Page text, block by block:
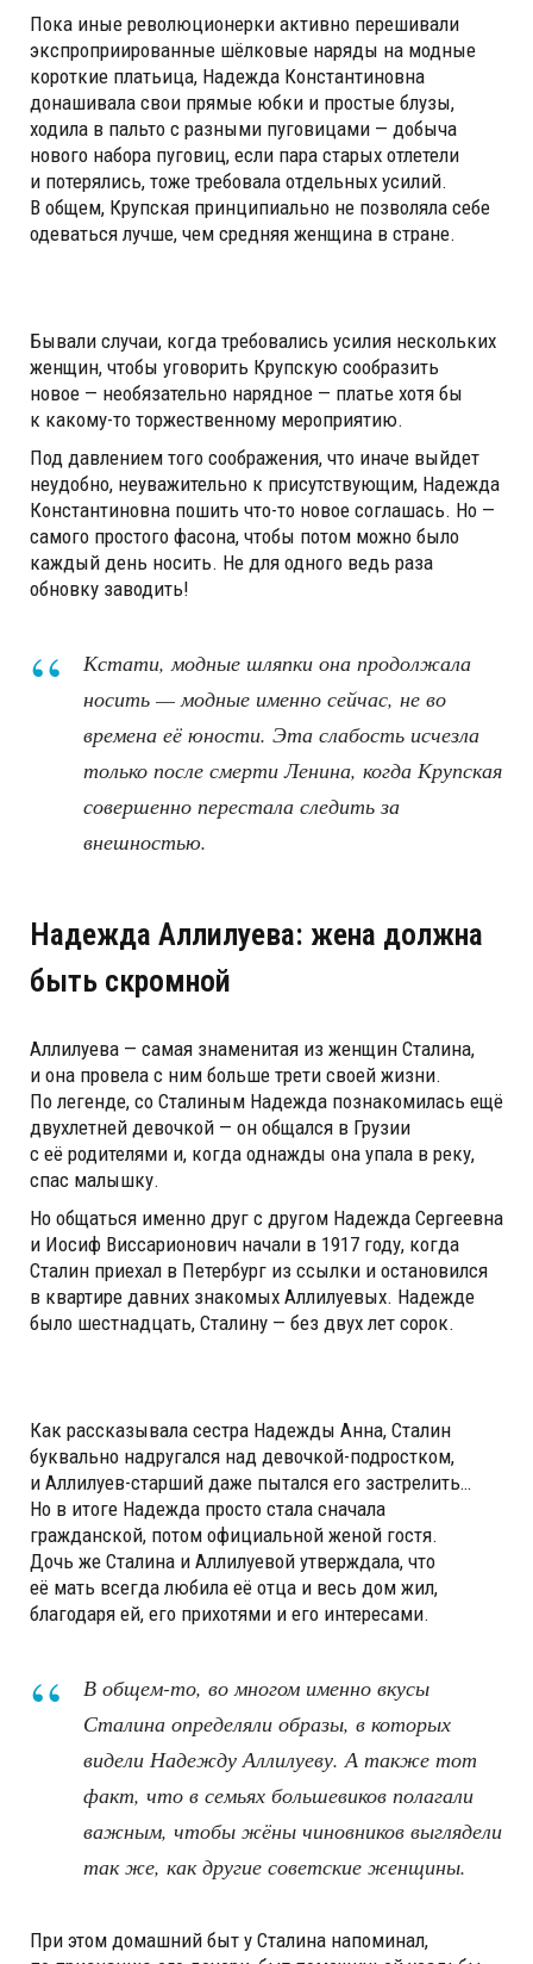
Пока иные революционерки активно перешивали
экспроприированные шёлковые наряды на модные
короткие платьица, Надежда Константиновна
донашивала свои прямые юбки и простые блузы,
ходила в пальто с разными пуговицами — добыча
нового набора пуговиц, если пара старых отлетели
и потерялись, тоже требовала отдельных усилий.
В общем, Крупская принципиально не позволяла себе
одеваться лучше, чем средняя женщина в стране.
Бывали случаи, когда требовались усилия нескольких
женщин, чтобы уговорить Крупскую сообразить
новое — необязательно нарядное — платье хотя бы
к какому-то торжественному мероприятию.
Под давлением того соображения, что иначе выйдет
неудобно, неуважительно к присутствующим, Надежда
Константиновна пошить что-то новое соглашась. Но —
самого простого фасона, чтобы потом можно было
каждый день носить. Не для одного ведь раза
обновку заводить!
Кстати, модные шляпки она продолжала
носить — модные именно сейчас, не во
времена её юности. Эта слабость исчезла
только после смерти Ленина, когда Крупская
совершенно перестала следить за
внешностью.
Надежда Аллилуева: жена должна
быть скромной
Аллилуева — самая знаменитая из женщин Сталина,
и она провела с ним больше трети своей жизни.
По легенде, со Сталиным Надежда познакомилась ещё
двухлетней девочкой — он общался в Грузии
с её родителями и, когда однажды она упала в реку,
спас малышку.
Но общаться именно друг с другом Надежда Сергеевна
и Иосиф Виссарионович начали в 1917 году, когда
Сталин приехал в Петербург из ссылки и остановился
в квартире давних знакомых Аллилуевых. Надежде
было шестнадцать, Сталину — без двух лет сорок.
Как рассказывала сестра Надежды Анна, Сталин
буквально надругался над девочкой-подростком,
и Аллилуев-старший даже пытался его застрелить…
Но в итоге Надежда просто стала сначала
гражданской, потом официальной женой гостя.
Дочь же Сталина и Аллилуевой утверждала, что
её мать всегда любила её отца и весь дом жил,
благодаря ей, его прихотями и его интересами.
В общем-то, во многом именно вкусы
Сталина определяли образы, в которых
видели Надежду Аллилуеву. А также тот
факт, что в семьях большевиков полагали
важным, чтобы жёны чиновников выглядели
так же, как другие советские женщины.
При этом домашний быт у Сталина напоминал,